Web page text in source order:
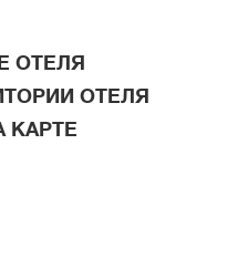
ОТЕЛЯ
ОТЕЛЯ
КАРТЕ